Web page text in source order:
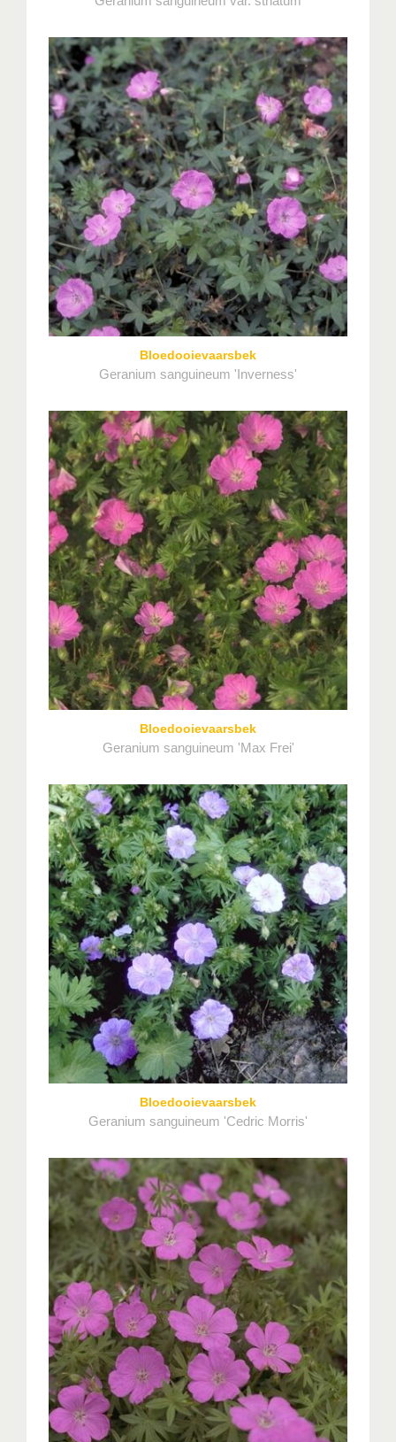
Bloedooievaarsbek
Geranium sanguineum 'Inverness'
Bloedooievaarsbek
Geranium sanguineum 'Max Frei'
Bloedooievaarsbek
Geranium sanguineum 'Cedric Morris'